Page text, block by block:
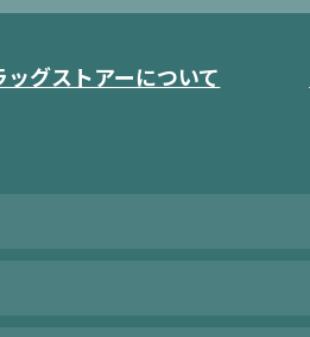
ッグストアーについて